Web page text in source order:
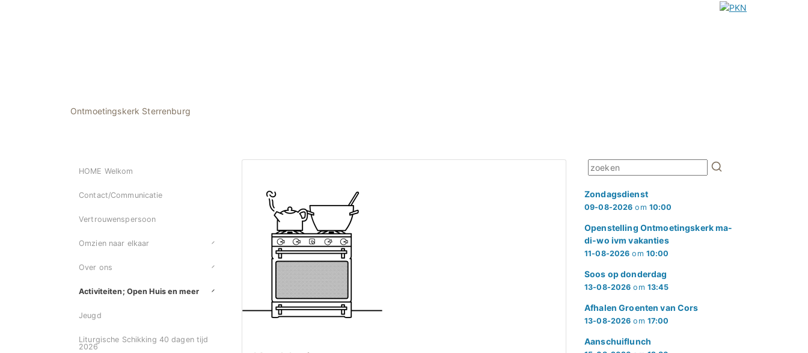
Ontmoetingskerk Sterrenburg
HOME Welkom
Contact/Communicatie
Vertrouwenspersoon
Omzien naar elkaar
Over ons
Activiteiten; Open Huis en meer
Jeugd
Liturgische Schikking 40 dagen tijd
2026
Zondagsdienst
09-08-2026 om 10:00
Openstelling Ontmoetingskerk ma-
di-wo ivm vakanties
11-08-2026 om 10:00
Soos op donderdag
13-08-2026 om 13:45
Afhalen Groenten van Cors
13-08-2026 om 17:00
Aanschuiflunch